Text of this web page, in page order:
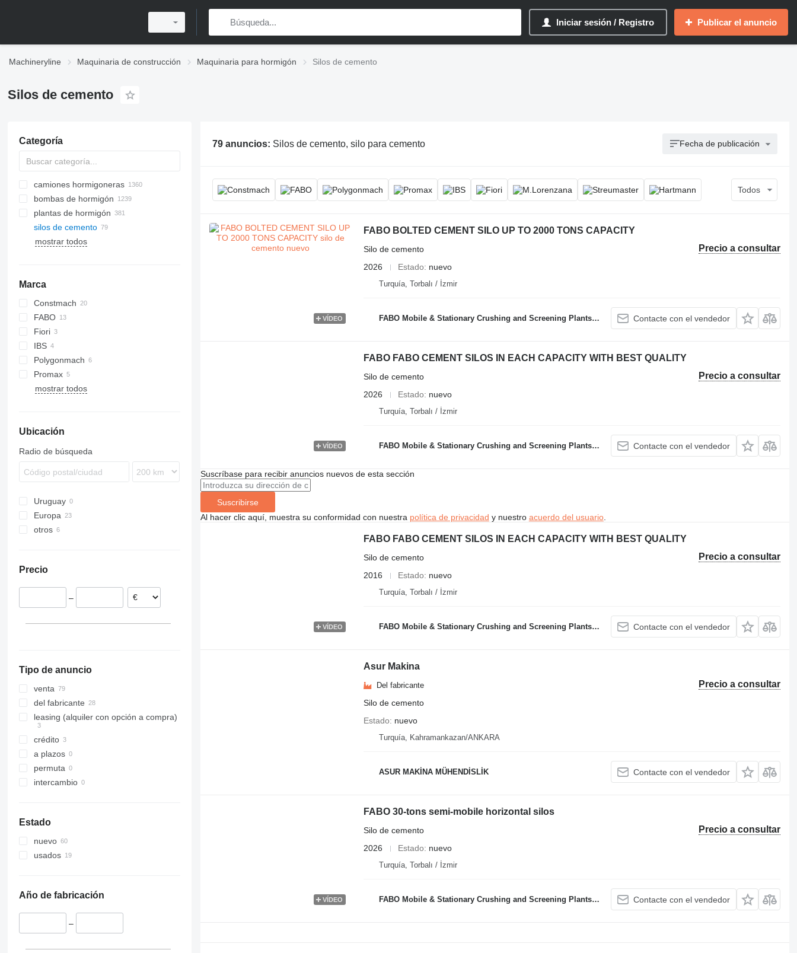
Iniciar sesión / Registro Publicar el anuncio
Machineryline Maquinaria de construcción Maquinaria para hormigón Silos de cemento
Silos de cemento
Categoría
camiones hormigoneras
bombas de hormigón
plantas de hormigón
plantas de hormigón móviles
plantas de hormigón estacionarias
silos de cemento
mostrar todos
Marca
Constmach
75
100
FABO
Fiori
IBS
Polygonmach
Promax
M60
mostrar todos
Ubicación
Radio de búsqueda
Uruguay
Europa
Croacia
Francia
otros
Precio
–
Tipo de anuncio
venta
del fabricante
leasing (alquiler con opción a compra)
crédito
a plazos
permuta
intercambio
Estado
nuevo
usados
Año de fabricación
–
79 anuncios: Silos de cemento, silo para cemento Fecha de publicación
Todos
VÍDEO
FABO BOLTED CEMENT SILO UP TO 2000 TONS CAPACITY
Precio a consultar
Silo de cemento
2026
Estado nuevo
Turquía, Torbalı / İzmir
FABO Mobile & Stationary Crushing and Screening Plants | Concrete Batching Plants Manufacturer Contacte con el vendedor
VÍDEO
FABO FABO CEMENT SILOS IN EACH CAPACITY WITH BEST QUALITY
Precio a consultar
Silo de cemento
2026
Estado nuevo
Turquía, Torbalı / İzmir
FABO Mobile & Stationary Crushing and Screening Plants | Concrete Batching Plants Manufacturer Contacte con el vendedor
Suscríbase para recibir anuncios nuevos de esta sección
Suscribirse
Al hacer clic aquí, muestra su conformidad con nuestra política de privacidad y nuestro acuerdo del usuario.
VÍDEO
FABO FABO CEMENT SILOS IN EACH CAPACITY WITH BEST QUALITY
Precio a consultar
Silo de cemento
2016
Estado nuevo
Turquía, Torbalı / İzmir
FABO Mobile & Stationary Crushing and Screening Plants | Concrete Batching Plants Manufacturer Contacte con el vendedor
Asur Makina
Precio a consultar
Del fabricante
Silo de cemento
Estado
nuevo
Turquía, Kahramankazan/ANKARA
ASUR MAKİNA MÜHENDİSLİK Contacte con el vendedor
VÍDEO
FABO 30-tons semi-mobile horizontal silos
Precio a consultar
Silo de cemento
2026
Estado nuevo
Turquía, Torbalı / İzmir
FABO Mobile & Stationary Crushing and Screening Plants | Concrete Batching Plants Manufacturer Contacte con el vendedor